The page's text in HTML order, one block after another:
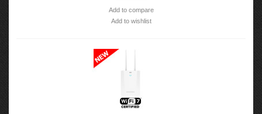
Add to compare
Add to wishlist